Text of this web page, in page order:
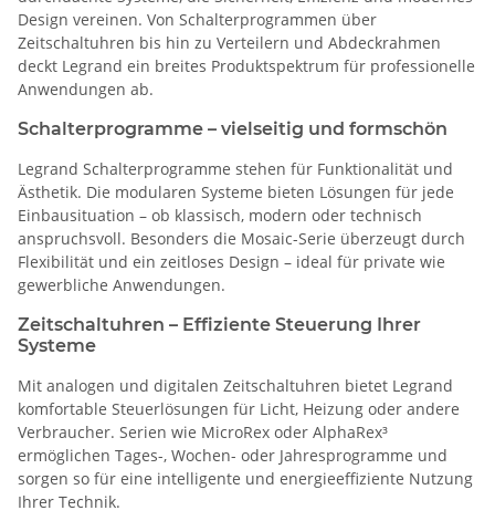
Design vereinen. Von Schalterprogrammen über
Zeitschaltuhren bis hin zu Verteilern und Abdeckrahmen
deckt Legrand ein breites Produktspektrum für professionelle
Anwendungen ab.
Schalterprogramme – vielseitig und formschön
Legrand Schalterprogramme stehen für Funktionalität und
Ästhetik. Die modularen Systeme bieten Lösungen für jede
Einbausituation – ob klassisch, modern oder technisch
anspruchsvoll. Besonders die Mosaic-Serie überzeugt durch
Flexibilität und ein zeitloses Design – ideal für private wie
gewerbliche Anwendungen.
Zeitschaltuhren – Effiziente Steuerung Ihrer
Systeme
Mit analogen und digitalen Zeitschaltuhren bietet Legrand
komfortable Steuerlösungen für Licht, Heizung oder andere
Verbraucher. Serien wie MicroRex oder AlphaRex³
ermöglichen Tages-, Wochen- oder Jahresprogramme und
sorgen so für eine intelligente und energieeffiziente Nutzung
Ihrer Technik.